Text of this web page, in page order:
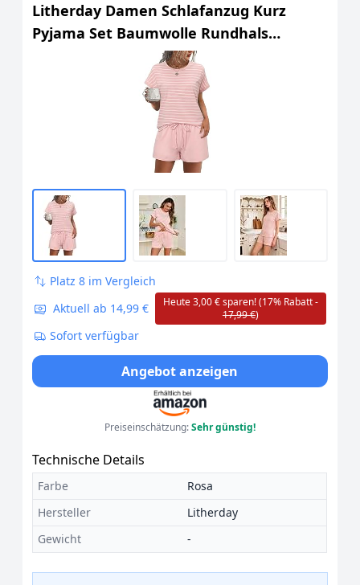
Litherday Damen Schlafanzug Kurz
Pyjama Set Baumwolle Rundhals
Zweiteiliger Nachtwäsche Hausanzug
Gestreift Loungewear mit Taschen Rosa
Platz 8 im Vergleich
Aktuell ab 14,99 €
Heute 3,00 € sparen! (17% Rabatt -
17,99 €)
Sofort verfügbar
Angebot anzeigen
Preiseinschätzung:Sehr günstig!
Technische Details
Farbe
Rosa
Hersteller
Litherday
Gewicht
-